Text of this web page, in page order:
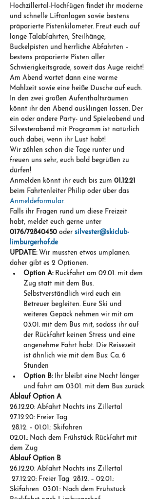
Hochzillertal-Hochfügen findet ihr moderne
und schnelle Liftanlagen sowie bestens
präparierte Pistenkilometer. Freut euch auf
lange Talabfahrten, Steilhänge,
Buckelpisten und herrliche Abfahrten –
bestens präparierte Pisten aller
Schwierigkeitsgrade, soweit das Auge reicht!
Am Abend wartet dann eine warme
Mahlzeit sowie eine heiße Dusche auf euch.
In den zwei großen Aufenthaltsräumen
könnt ihr den Abend ausklingen lassen. Der
ein oder andere Party- und Spieleabend und
Silvesterabend mit Programm ist natürlich
auch dabei, wenn ihr Lust habt!
Wir zählen schon die Tage runter und
freuen uns sehr, euch bald begrüßen zu
dürfen!
Anmelden könnt ihr euch bis zum 01.12.21
beim Fahrtenleiter Philip oder über das
Anmeldeformular.
Falls ihr Fragen rund um diese Freizeit
habt, meldet euch gerne unter
0176/72840450 oder silvester@skiclub-
limburgerhof.de
UPDATE: Wir mussten etwas umplanen.
daher gibt es 2 Optionen.
Option A: Rückfahrt am 02.01. mit dem
Zug statt mit dem Bus.
Selbstverständlich wird euch ein
Betreuer begleiten. Eure Ski und
weiteres Gepäck nehmen wir mit am
03.01. mit dem Bus mit, sodass ihr auf
der Rückfahrt keinen Stress und eine
angenehme Fahrt habt. Die Reisezeit
ist ähnlich wie mit dem Bus: Ca. 6
Stunden
Option B: Ihr bleibt eine Nacht länger
und fahrt am 03.01. mit dem Bus zurück.
Ablauf Option A
26.12.20: Abfahrt Nachts ins Zillertal
27.12.20: Freier Tag
28.12. – 01.01.: Skifahren
02.01.: Nach dem Frühstück Rückfahrt mit
dem Zug
Ablauf Option B
26.12.20: Abfahrt Nachts ins Zillertal
27.12.20: Freier Tag  28.12. – 02.01.:
Skifahren  03.01.: Nach dem Frühstück